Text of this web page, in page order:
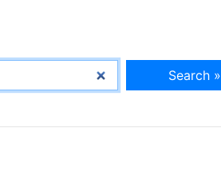
Search »